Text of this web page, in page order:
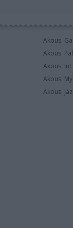
Akous.
Akous.
Akous.
Akous.
Akous.